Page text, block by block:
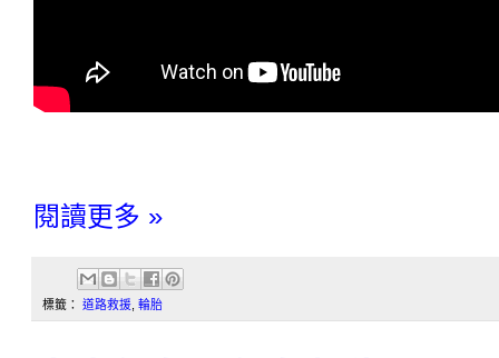
閱讀更多 »
標籤： 道路救援 輪胎